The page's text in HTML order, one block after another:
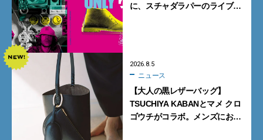
に、スチャダラパーのライブ
2026.8.5
ニュース
【大人の黒レザーバッグ】
TSUCHIYA KABANとマメ クロ
ゴウチがコラボ。メンズにおす